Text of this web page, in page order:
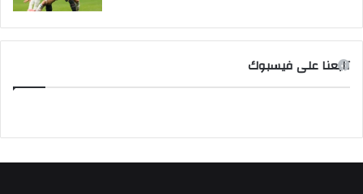
تابعنا على فيسبوك